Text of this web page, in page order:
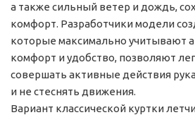
а также сильный ветер и дождь,
комфорт. Разработчики модели
которые максимально учитывают
комфорт и удобство, позволяют
совершать активные действия
и не стеснять движения.
Вариант классической куртки